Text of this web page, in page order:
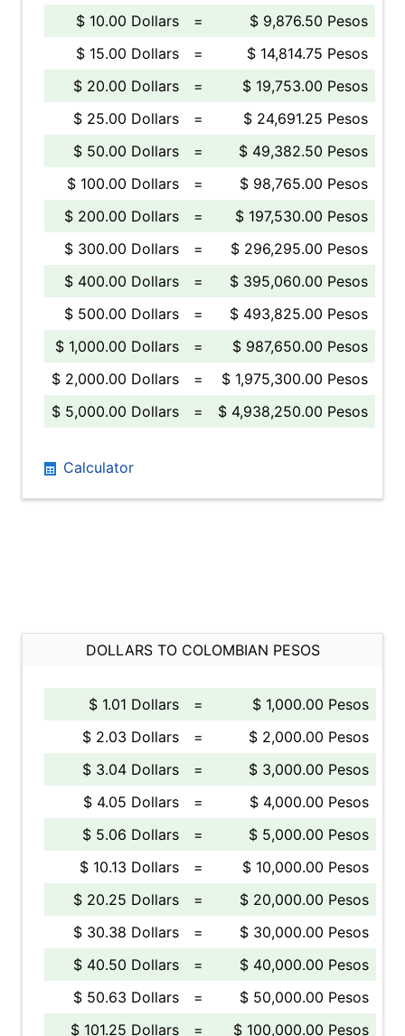
$ 10.00 Dollars
=
$ 9,876.50 Pesos
$ 15.00 Dollars
=
$ 14,814.75 Pesos
$ 20.00 Dollars
=
$ 19,753.00 Pesos
$ 25.00 Dollars
=
$ 24,691.25 Pesos
$ 50.00 Dollars
=
$ 49,382.50 Pesos
$ 100.00 Dollars
=
$ 98,765.00 Pesos
$ 200.00 Dollars
=
$ 197,530.00 Pesos
$ 300.00 Dollars
=
$ 296,295.00 Pesos
$ 400.00 Dollars
=
$ 395,060.00 Pesos
$ 500.00 Dollars
=
$ 493,825.00 Pesos
$ 1,000.00 Dollars
=
$ 987,650.00 Pesos
$ 2,000.00 Dollars
=
$ 1,975,300.00 Pesos
$ 5,000.00 Dollars
= $ 4,938,250.00 Pesos
Calculator
DOLLARS TO COLOMBIAN PESOS
$ 1.01 Dollars =
$ 1,000.00 Pesos
$ 2.03 Dollars
=
$ 2,000.00 Pesos
$ 3.04 Dollars
=
$ 3,000.00 Pesos
$ 4.05 Dollars
=
$ 4,000.00 Pesos
$ 5.06 Dollars
=
$ 5,000.00 Pesos
$ 10.13 Dollars
=
$ 10,000.00 Pesos
$ 20.25 Dollars
=
$ 20,000.00 Pesos
$ 30.38 Dollars
=
$ 30,000.00 Pesos
$ 40.50 Dollars
=
$ 40,000.00 Pesos
$ 50.63 Dollars
=
$ 50,000.00 Pesos
$ 101.25 Dollars
= $ 100,000.00 Pesos